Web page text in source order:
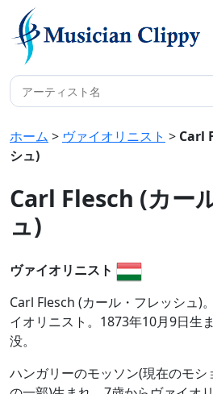
ホーム > ヴァイオリニスト > Carl
シュ)
Carl Flesch (カー
ュ)
ヴァイオリニスト
Carl Flesch (カール・フレッシュ)
イオリニスト。1873年10月9日生
没。
ハンガリーのモッソン(現在のモ